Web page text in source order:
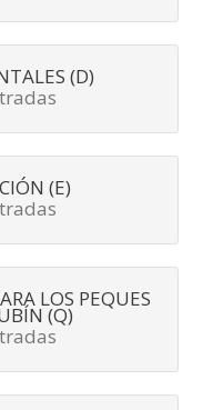
(D)
(E)
LOS PEQUES
(Q)